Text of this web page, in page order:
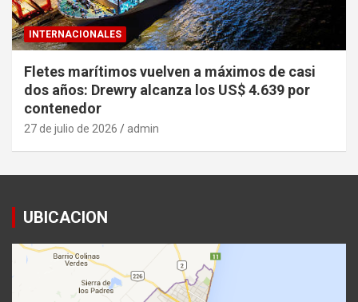
INTERNACIONALES
Fletes marítimos vuelven a máximos de casi
dos años: Drewry alcanza los US$ 4.639 por
contenedor
27 de julio de 2026 admin
UBICACION